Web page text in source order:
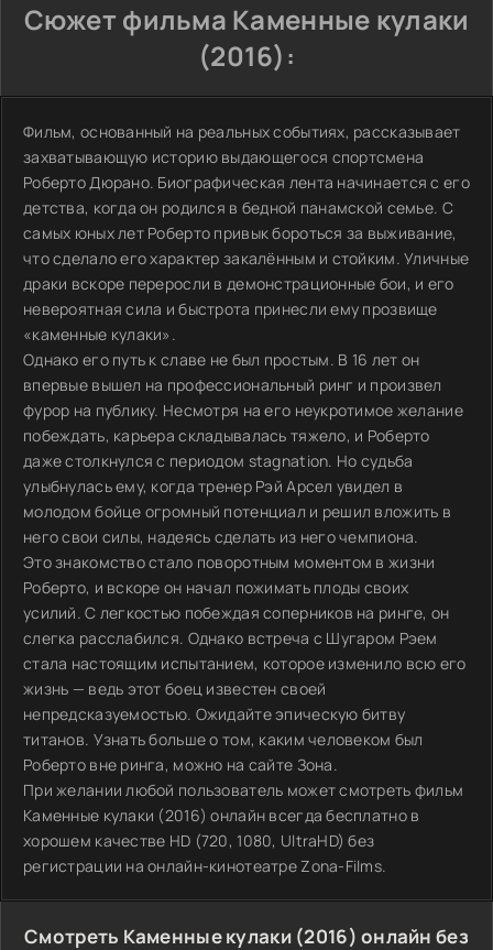
Сюжет фильма Каменные кулаки
(2016):
Фильм, основанный на реальных событиях, рассказывает
захватывающую историю выдающегося спортсмена
Роберто Дюрано. Биографическая лента начинается с его
детства, когда он родился в бедной панамской семье. С
самых юных лет Роберто привык бороться за выживание,
что сделало его характер закалённым и стойким. Уличные
драки вскоре переросли в демонстрационные бои, и его
невероятная сила и быстрота принесли ему прозвище
«каменные кулаки».
Однако его путь к славе не был простым. В 16 лет он
впервые вышел на профессиональный ринг и произвел
фурор на публику. Несмотря на его неукротимое желание
побеждать, карьера складывалась тяжело, и Роберто
даже столкнулся с периодом stagnation. Но судьба
улыбнулась ему, когда тренер Рэй Арсел увидел в
молодом бойце огромный потенциал и решил вложить в
него свои силы, надеясь сделать из него чемпиона.
Это знакомство стало поворотным моментом в жизни
Роберто, и вскоре он начал пожимать плоды своих
усилий. С легкостью побеждая соперников на ринге, он
слегка расслабился. Однако встреча с Шугаром Рэем
стала настоящим испытанием, которое изменило всю его
жизнь — ведь этот боец известен своей
непредсказуемостью. Ожидайте эпическую битву
титанов. Узнать больше о том, каким человеком был
Роберто вне ринга, можно на сайте Зона.
При желании любой пользователь может смотреть фильм
Каменные кулаки (2016) онлайн всегда бесплатно в
хорошем качестве HD (720, 1080, UltraHD) без
регистрации на онлайн-кинотеатре Zona-Films.
Смотреть Каменные кулаки (2016) онлайн без